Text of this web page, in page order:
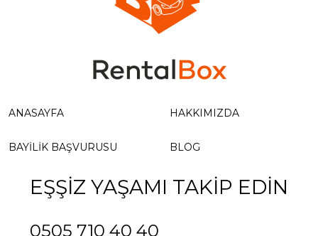
ANASAYFA HAKKIMIZDA
BAYILIK BAŞVURUSU BLOG
EŞŞİZ YAŞAMI TAKİP EDİN
0505 710 40 40